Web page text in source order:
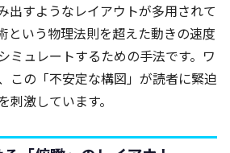
出すようなレイアウトが多用されて
という物理法則を超えた動きの速度
ミュレートするための手法です。ワ
この「不安定な構図」が読者に緊迫
激しています。